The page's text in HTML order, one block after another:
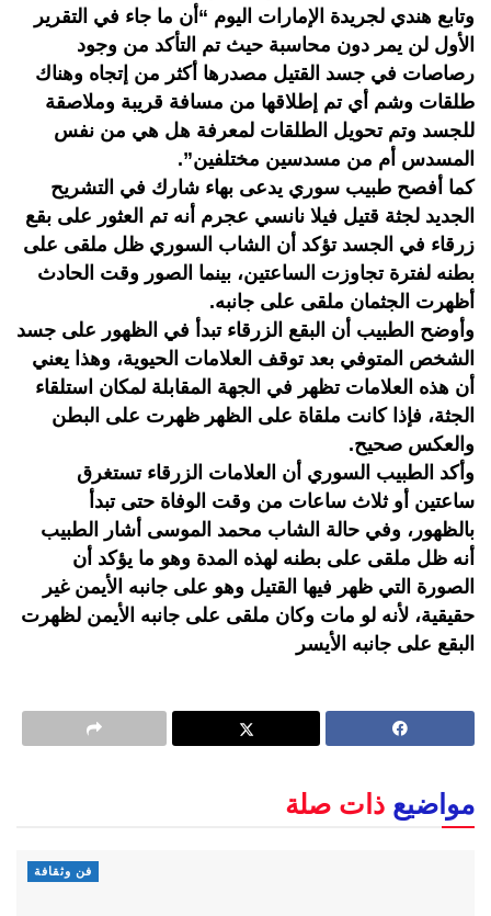
وتابع هندي لجريدة الإمارات اليوم “أن ما جاء في التقرير
الأول لن يمر دون محاسبة حيث تم التأكد من وجود
رصاصات في جسد القتيل مصدرها أكثر من إتجاه وهناك
طلقات وشم أي تم إطلاقها من مسافة قريبة وملاصقة
للجسد وتم تحويل الطلقات لمعرفة هل هي من نفس
المسدس أم من مسدسين مختلفين”.
كما أفصح طبيب سوري يدعى بهاء شارك في التشريح
الجديد لجثة قتيل فيلا نانسي عجرم أنه تم العثور على بقع
زرقاء في الجسد تؤكد أن الشاب السوري ظل ملقى على
بطنه لفترة تجاوزت الساعتين، بينما الصور وقت الحادث
أظهرت الجثمان ملقى على جانبه.
وأوضح الطبيب أن البقع الزرقاء تبدأ في الظهور على جسد
الشخص المتوفي بعد توقف العلامات الحيوية، وهذا يعني
أن هذه العلامات تظهر في الجهة المقابلة لمكان استلقاء
الجثة، فإذا كانت ملقاة على الظهر ظهرت على البطن
والعكس صحيح.
وأكد الطبيب السوري أن العلامات الزرقاء تستغرق
ساعتين أو ثلاث ساعات من وقت الوفاة حتى تبدأ
بالظهور، وفي حالة الشاب محمد الموسى أشار الطبيب
أنه ظل ملقى على بطنه لهذه المدة وهو ما يؤكد أن
الصورة التي ظهر فيها القتيل وهو على جانبه الأيمن غير
حقيقية، لأنه لو مات وكان ملقى على جانبه الأيمن لظهرت
البقع على جانبه الأيسر
مواضيع ذات صلة
فن وثقافة